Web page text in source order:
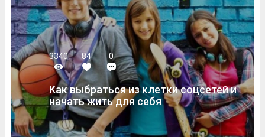
3340 84 0
Как выбраться из клетки соцсетей и
начать жить для себя